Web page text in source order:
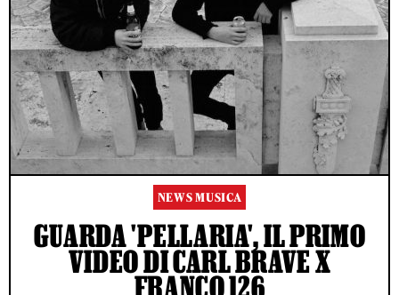
NEWS MUSICA
GUARDA 'PELLARIA', IL PRIMO
VIDEO DI CARL BRAVE X
FRANCO 126